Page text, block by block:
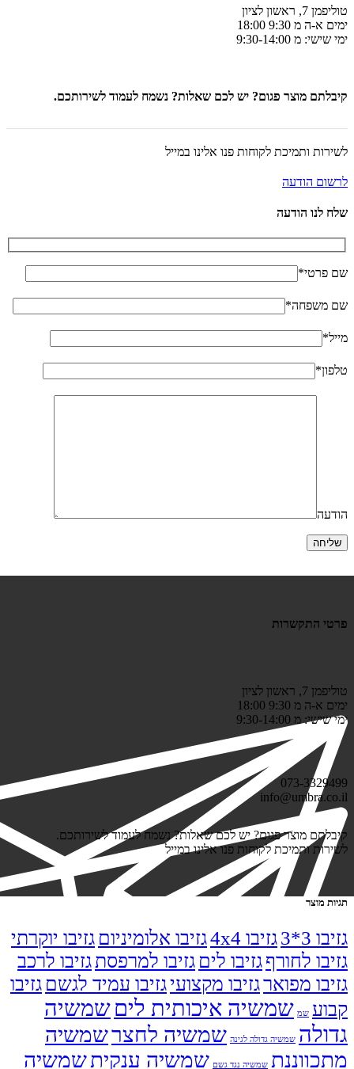
טוליפמן 7, ראשון לציון
ימים א-ה מ 9:30 18:00
ימי שישי: מ 9:30-14:00
קיבלתם מוצר פגום? יש לכם שאלות? נשמח לעמוד לשירותכם.
לשירות ותמיכת לקוחות פנו אלינו במייל
לרשום הודעה
שלח לנו הודעה
שם פרטי*
שם משפחה*
מייל*
טלפון*
הודעה
שליחה
פרטי התקשרות
טוליפמן 7, ראשון לציון
ימים א-ה מ 9:30 18:00
ימי שישי: מ 9:30-14:00
073-3329499
info@umbra.co.il
קיבלתם מוצר פגום? יש לכם שאלות? נשמח לעמוד לשירותכם.
לשירות ותמיכת לקוחות פנו אלינו במייל
תגיות מוצר
גזיבו 3*3 גזיבו 4x4 גזיבו אלומיניום גזיבו יוקרתי
גזיבו לחורףגזיבו לים גזיבו למרפסתגזיבו לרכב
גזיבו מפוארגזיבו מקצועיגזיבו עמיד לגשם גזיבו
קבוע שמ שמשיה איכותית ליםשמשיה
גדולה שמשיה גדולה לגינה שמשיה לחצרשמשיה
מתכווננת שמשיה נגד גשם שמשיה ענקיתשמשיה